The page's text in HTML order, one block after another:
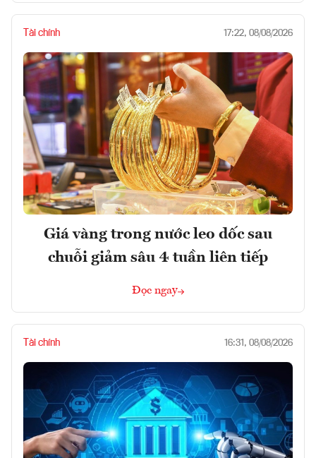
Tài chính 17:22, 08/08/2026
Giá vàng trong nước leo dốc sau
chuỗi giảm sâu 4 tuần liên tiếp
Đọc ngay
Tài chính 16:31, 08/08/2026